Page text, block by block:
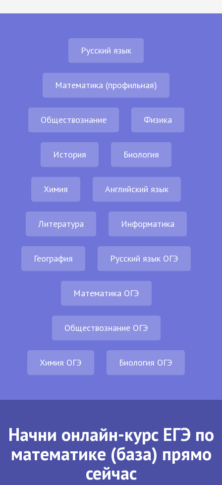
Русский язык
Математика (профильная)
Обществознание Физика
История Биология
Химия Английский язык
Литература Информатика
География Русский язык ОГЭ
Математика ОГЭ
Обществознание ОГЭ
Химия ОГЭ Биология ОГЭ
Начни онлайн-курс ЕГЭ по
математике (база) прямо
сейчас